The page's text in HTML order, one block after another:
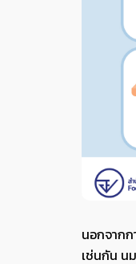
นอกจาก
เช่นกัน น